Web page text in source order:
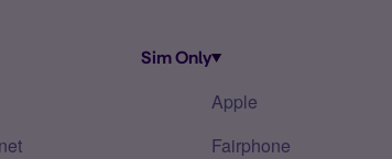
Sim Only
Apple
Fairphone